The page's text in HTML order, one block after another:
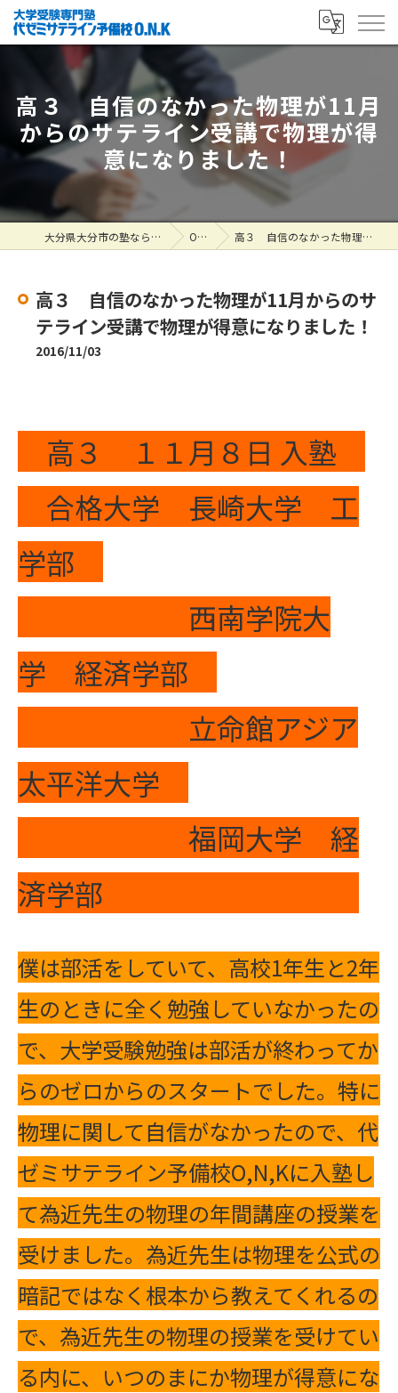
高３ 自信のなかった物理が11月
からのサテライン受講で物理が得
意になりました！
大分県大分市の塾なら大学受験専門塾 代ゼミサテライン予備校O.N.K ONK掲示板 高３ 自信のなかった物理が11月からのサテライン受講で物理が得意になりました！
高３ 自信のなかった物理が11月からのサ
テライン受講で物理が得意になりました！
2016/11/03
高３ １１月８日 入塾
合格大学 長崎大学 工
学部
西南学院大
学 経済学部
立命館アジア
太平洋大学
福岡大学 経
済学部
僕は部活をしていて、高校1年生と2年
生のときに全く勉強していなかったの
で、大学受験勉強は部活が終わってか
らのゼロからのスタートでした。特に
物理に関して自信がなかったので、代
ゼミサテライン予備校O,N,Kに入塾し
て為近先生の物理の年間講座の授業を
受けました。為近先生は物理を公式の
暗記ではなく根本から教えてくれるの
で、為近先生の物理の授業を受けてい
る内に、いつのまにか物理が得意にな